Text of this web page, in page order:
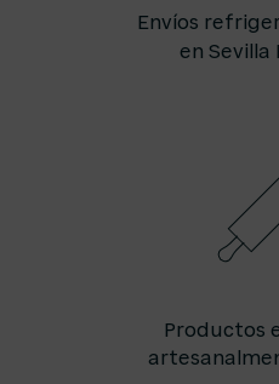
Envíos
en Sevilla
Productos